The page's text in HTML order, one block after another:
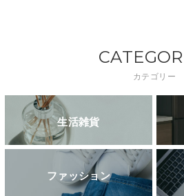
カテゴリー
生活雑貨
ファッション